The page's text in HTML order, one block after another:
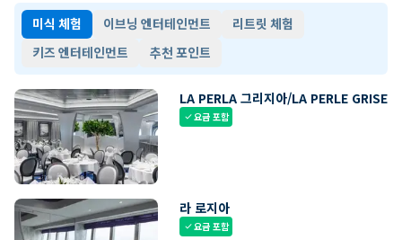
미식 체험 이브닝 엔터테인먼트
리트릿 체험
키즈 엔터테인먼트
추천 포인트
LA PERLA 그리지아/LA PERLE GRISE
check요금 포함
라 로지아
check요금 포함